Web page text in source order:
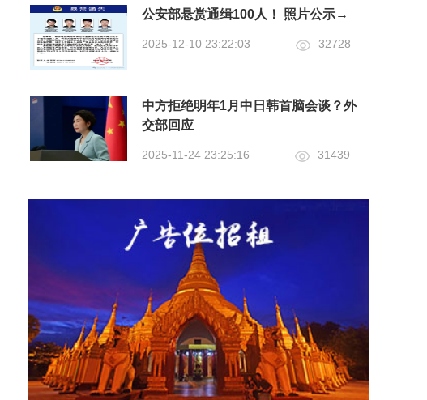
公安部悬赏通缉100人！ 照片公示→
2025-12-10 23:22:03 32728
中方拒绝明年1月中日韩首脑会谈？外
交部回应
2025-11-24 23:25:16 31439